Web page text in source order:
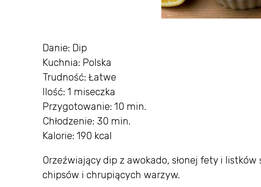
Danie: Dip
Kuchnia: Polska
Trudność: Łatwe
Ilość: 1 miseczka
Przygotowanie: 10 min.
Chłodzenie: 30 min.
Kalorie: 190 kcal
Orzeźwiający dip z awokado, słonej fety i
chipsów i chrupiących warzyw.